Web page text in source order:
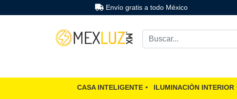
Envío gratis a todo México
CASA INTELIGENTE ILUMINACIÒN INTERIOR